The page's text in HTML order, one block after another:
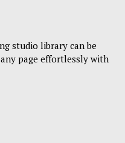
studio library can be
page effortlessly with